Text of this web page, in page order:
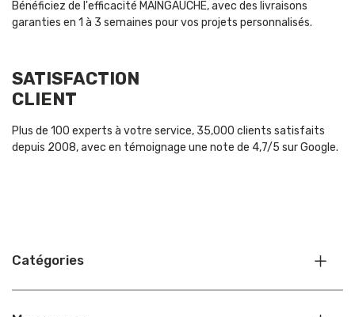
Bénéficiez de l'efficacité MAINGAUCHE, avec des livraisons
garanties en 1 à 3 semaines pour vos projets personnalisés.
SATISFACTION
CLIENT
Plus de 100 experts à votre service, 35,000 clients satisfaits
depuis 2008, avec en témoignage une note de 4,7/5 sur Google.
Catégories